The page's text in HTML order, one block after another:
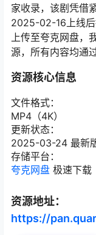
家收录，该剧凭借
2025-02-16上线后
上传至夸克网盘，
源，所有内容均通
资源核心信息
文件格式：
MP4（4K）
更新状态：
2025-03-24 最新
存储平台：
夸克网盘 极速下载
资源地址：
https://